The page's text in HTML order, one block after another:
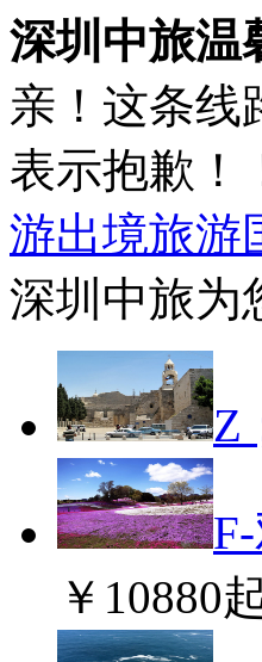
深圳中旅温
亲！这条线
表示抱歉！
游出境旅游
深圳中旅为
Z
￥10880